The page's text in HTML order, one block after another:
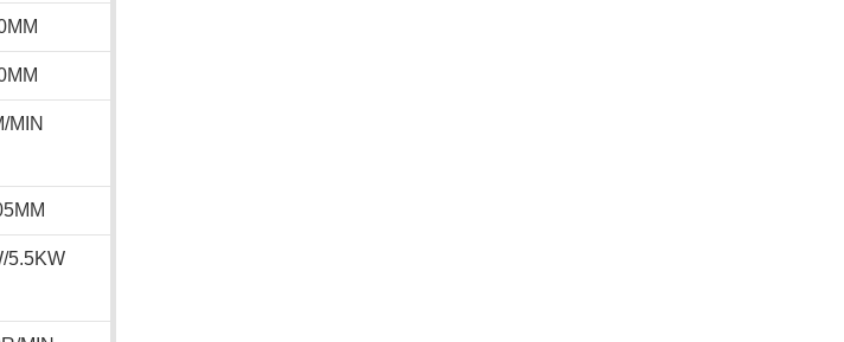
MIN
5.5KW